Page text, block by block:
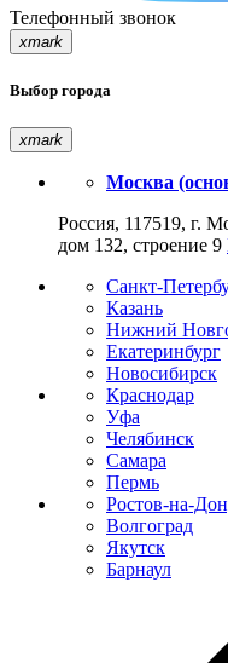
Телефонный звонок
xmark
Выбор города
xmark
Москва
Россия, 117519, г.
дом 132, строение 9
Санкт-
Казань
Нижний
Екатеринбург
Новосибирск
Краснодар
Уфа
Челябинск
Самара
Пермь
Ростов-на-
Волгоград
Якутск
Барнаул